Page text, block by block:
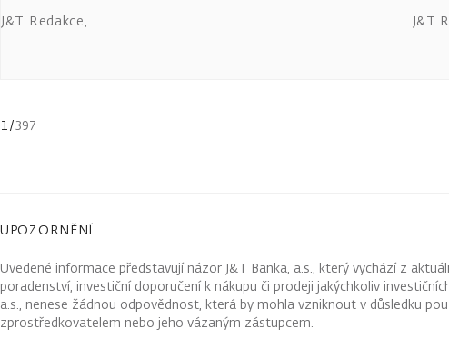
J&T Redakce, J&T
1/397
UPOZORNĚNÍ
Uvedené informace představují názor J&T Banka, a.s., který vychází z
poradenství, investiční doporučení k nákupu či prodeji jakýchkoliv
a.s., nenese žádnou odpovědnost, která by mohla vzniknout v důsledku
zprostředkovatelem nebo jeho vázaným zástupcem.